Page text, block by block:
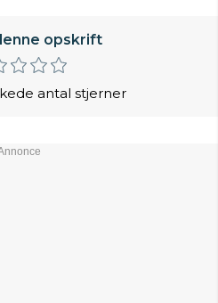
opskrift
antal stjerner